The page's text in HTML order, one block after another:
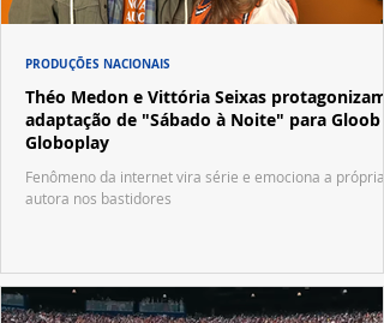
Théo Medon e Vittória Seixas protagonizam
adaptação de "Sábado à Noite" para Gloob e
Globoplay
Fenômeno da internet vira série e emociona a própria
autora nos bastidores
PRODUÇÕES NACIONAIS